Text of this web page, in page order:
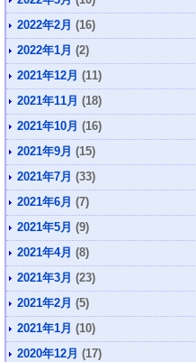
2022年2月 (16)
2022年1月 (2)
2021年12月 (11)
2021年11月 (18)
2021年10月 (16)
2021年9月 (15)
2021年7月 (33)
2021年6月 (7)
2021年5月 (9)
2021年4月 (8)
2021年3月 (23)
2021年2月 (5)
2021年1月 (10)
2020年12月 (17)